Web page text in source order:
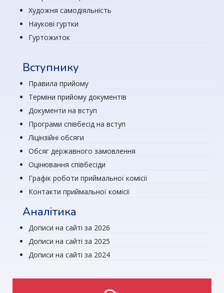
Художня самодіяльність
Наукові гуртки
Гуртожиток
Вступнику
Правила прийому
Терміни прийому документів
Документи на вступ
Програми співбесід на вступ
Ліцінзійні обсяги
Обсяг державного замовлення
Оцінювання співбесіди
Графік роботи приймальної комісії
Контакти приймальної комісії
Аналітика
Дописи на сайті за 2026
Дописи на сайті за 2025
Дописи на сайті за 2024